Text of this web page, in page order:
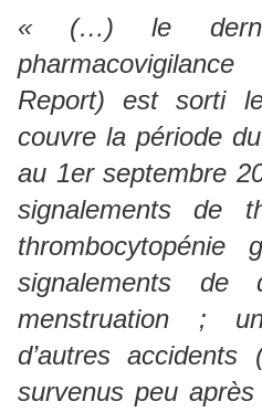
« (…) le
Report) est sorti
couvre la période
au 1er septembre
signalements de
signalements de
menstruation ;
d’autres
survenus peu après